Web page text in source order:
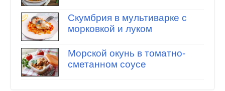
Скумбрия в мультиварке с
морковкой и луком
Морской окунь в томатно-
сметанном соусе